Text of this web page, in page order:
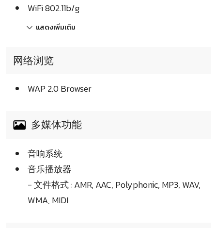
WiFi 802.11b/g
แสดงเพิ่มเติม
网络浏览
WAP 2.0 Browser
多媒体功能
音响系统
音乐播放器
- 文件格式 : AMR, AAC, Polyphonic, MP3, WAV,
WMA, MIDI